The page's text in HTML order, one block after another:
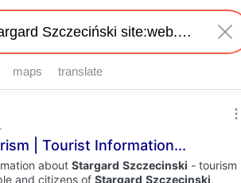
maps translate
| Tourist Information...
about Stargard Szczecinski - tourism
and citizens of Stargard Szczecinski,